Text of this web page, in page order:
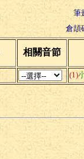
筆
倉頡
相關音節
(1)